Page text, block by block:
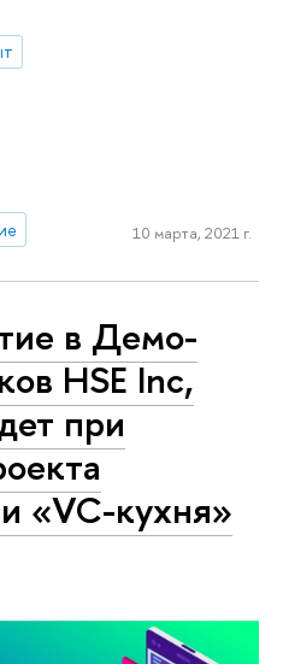
10 марта, 2021 г.
в Демо-
HSE Inc,
при
«VC-кухня»